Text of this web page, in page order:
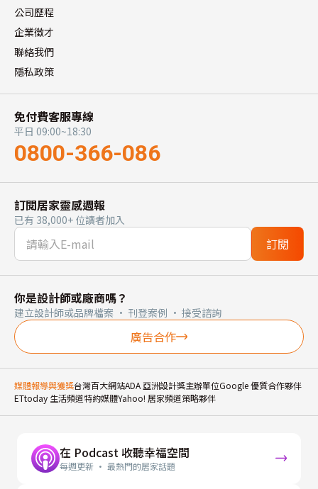
公司歷程
企業徵才
聯絡我們
隱私政策
免付費客服專線
平日 09:00~18:30
0800-366-086
訂閱居家靈感週報
已有 38,000+ 位讀者加入
訂閱
你是設計師或廠商嗎？
建立設計師或品牌檔案 · 刊登案例 · 接受諮詢
廣告合作
媒體報導與獲獎台灣百大網站ADA 亞洲設計獎主辦單位Google 優質合作夥伴
ETtoday 生活頻道特約媒體Yahoo! 居家頻道策略夥伴
在 Podcast 收聽幸福空間
每週更新 · 最熱門的居家話題